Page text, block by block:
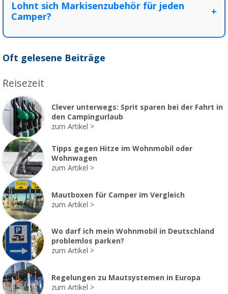
Lohnt sich Markisenzubehör für jeden
Camper?
+
Oft gelesene Beiträge
Reisezeit
Clever unterwegs: Sprit sparen bei der Fahrt in
den Campingurlaub
zum Artikel
Tipps gegen Hitze im Wohnmobil oder
Wohnwagen
zum Artikel
Mautboxen für Camper im Vergleich
zum Artikel
Wo darf ich mein Wohnmobil in Deutschland
problemlos parken?
zum Artikel
Regelungen zu Mautsystemen in Europa
zum Artikel